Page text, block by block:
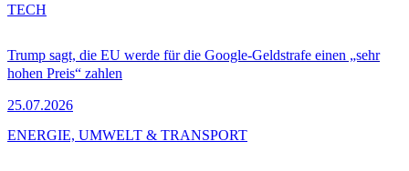
Trump sagt, die EU werde für die Google-Geldstrafe einen „sehr
hohen Preis“ zahlen
25.07.2026
TECH
ENERGIE, UMWELT & TRANSPORT